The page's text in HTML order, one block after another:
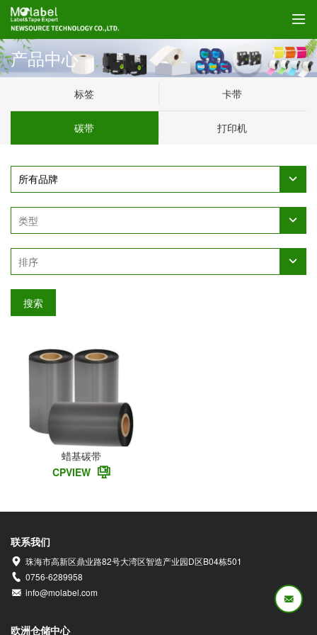
产品中心
标签 卡带
碳带 打印机
搜索
蜡基碳带
CPVIEW
联系我们
珠海市高新区鼎业路82号大湾区智造产业园D区B04栋501
0756-6289958
info@molabel.com
欧洲仓储中心